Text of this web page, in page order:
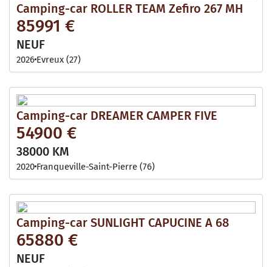
Camping-car ROLLER TEAM Zefiro 267 MH
85991 €
NEUF
2026 Evreux (27)
Camping-car DREAMER CAMPER FIVE
54900 €
38000 KM
2020 Franqueville-Saint-Pierre (76)
Camping-car SUNLIGHT CAPUCINE A 68
65880 €
NEUF